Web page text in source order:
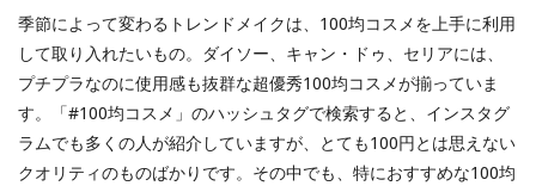
季節によって変わるトレンドメイクは、100均コスメを上手に利用
して取り入れたいもの。ダイソー、キャン・ドゥ、セリアには、
プチプラなのに使用感も抜群な超優秀100均コスメが揃っていま
す。「#100均コスメ」のハッシュタグで検索すると、インスタグ
ラムでも多くの人が紹介していますが、とても100円とは思えない
クオリティのものばかりです。その中でも、特におすすめな100均